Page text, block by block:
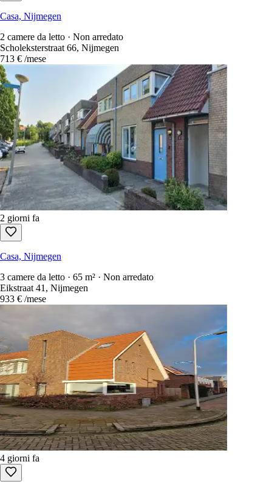
Casa, Nijmegen
2 camere da letto · Non arredato
Scholeksterstraat 66, Nijmegen
713 € /mese
2 giorni fa
Casa, Nijmegen
3 camere da letto · 65 m² · Non arredato
Eikstraat 41, Nijmegen
933 € /mese
4 giorni fa